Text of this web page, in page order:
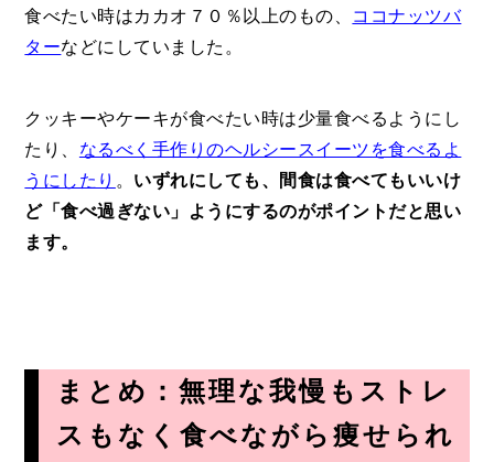
食べたい時はカカオ７０％以上のもの、 ココナッツバ
ターなどにしていました。
クッキーやケーキが食べたい時は少量食べるようにし
たり、 なるべく手作りのヘルシースイーツを食べるよ
うにしたり 。 いずれにしても、間食は食べてもいいけ
ど「食べ過ぎない」ようにするのがポイントだと思い
ます。
まとめ：無理な我慢もストレ
スもなく食べながら痩せられ